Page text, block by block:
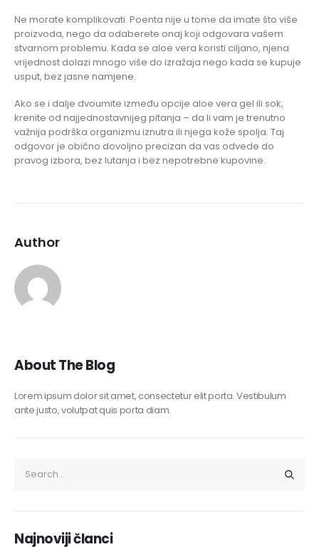
Ne morate komplikovati. Poenta nije u tome da imate što više
proizvoda, nego da odaberete onaj koji odgovara vašem
stvarnom problemu. Kada se aloe vera koristi ciljano, njena
vrijednost dolazi mnogo više do izražaja nego kada se kupuje
usput, bez jasne namjene.
Ako se i dalje dvoumite između opcije aloe vera gel ili sok,
krenite od najjednostavnijeg pitanja – da li vam je trenutno
važnija podrška organizmu iznutra ili njega kože spolja. Taj
odgovor je obično dovoljno precizan da vas odvede do
pravog izbora, bez lutanja i bez nepotrebne kupovine.
Author
About The Blog
Lorem ipsum dolor sit amet, consectetur elit porta. Vestibulum
ante justo, volutpat quis porta diam.
Najnoviji članci